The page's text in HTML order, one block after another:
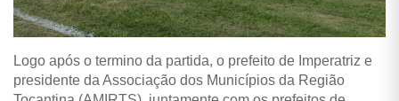
Logo após o termino da partida, o prefeito de Imperatriz e
presidente da Associação dos Municípios da Região